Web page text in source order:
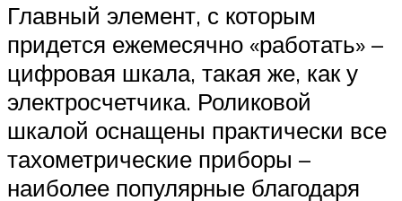
Главный элемент, с которым
придется ежемесячно «работать» –
цифровая шкала, такая же, как у
электросчетчика. Роликовой
шкалой оснащены практически все
тахометрические приборы –
наиболее популярные благодаря